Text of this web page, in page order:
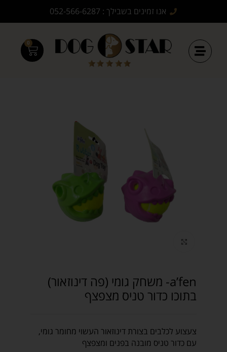
אנו זמינים בשבילך : 052-566-6287
0
a’fen- משחק גומי (פה דינוזאור)
בתוכו כדור טניס מצפצף
צעצוע לכלבים בצורת דינוזאור העשוי מחומר גומי,
עם כדור טניס מובנה בפנים ומצפצף